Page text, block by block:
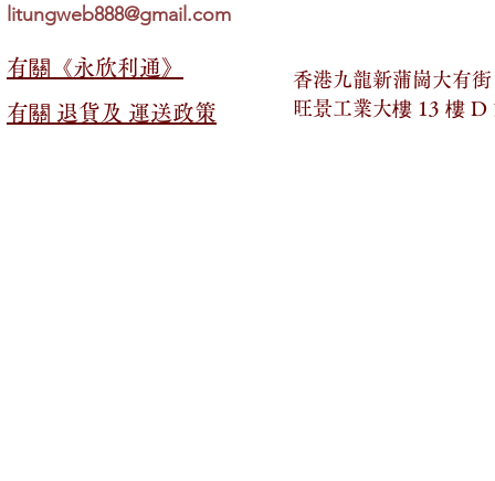
litungweb888@gmail.com
有關​​《永欣利通》
有關​​ 退貨及 運送政策
香港九龍新蒲崗大有
旺景工業大樓 13 樓 D